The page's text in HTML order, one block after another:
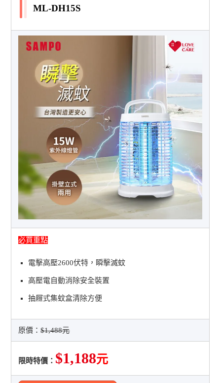
ML-DH15S
必買重點
電擊高壓2600伏特，瞬擊滅蚊
高壓電自動消除安全裝置
抽屜式集蚊盒清除方便
原價：$1,488元
限時特價： $1,188元